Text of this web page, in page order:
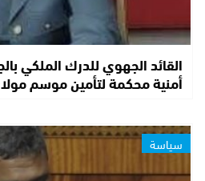
القائد الجهوي للدرك الملكي
أمنية محكمة لتأمين موسم
سياسة